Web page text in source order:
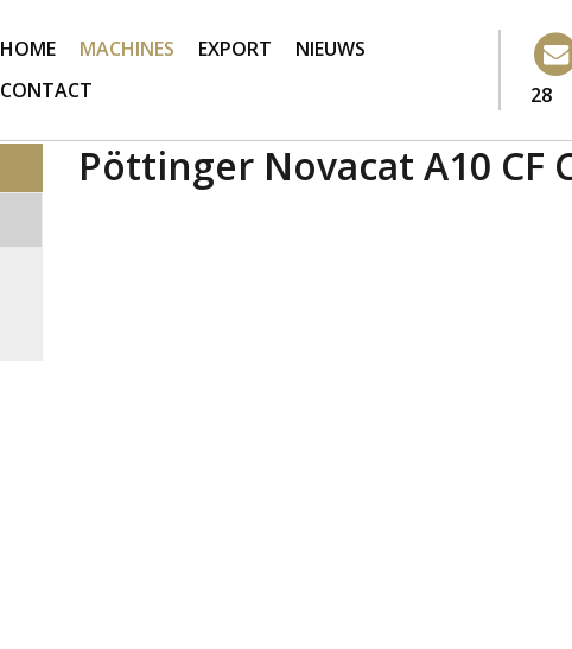
HOME MACHINES EXPORT
NIEUWS
CONTACT
28
Pöttinger Novacat A10 CF